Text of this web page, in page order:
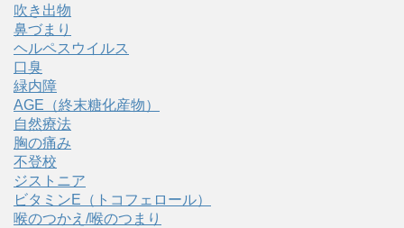
吹き出物
鼻づまり
ヘルペスウイルス
口臭
緑内障
AGE（終末糖化産物）
自然療法
胸の痛み
不登校
ジストニア
ビタミンE（トコフェロール）
喉のつかえ/喉のつまり